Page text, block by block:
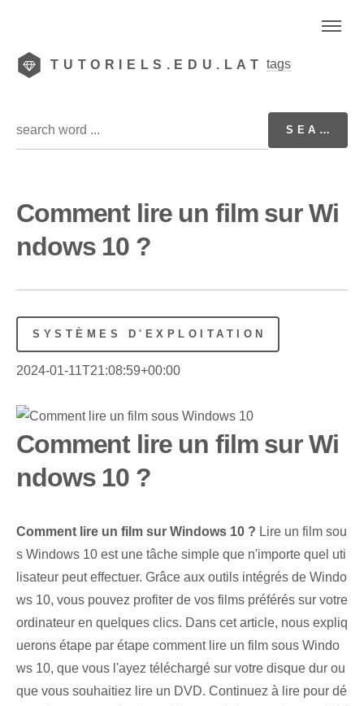
TUTORIELS.EDU.LAT tags
Comment lire un film sur Wi
ndows 10 ?
SYSTÈMES D'EXPLOITATION
2024-01-11T21:08:59+00:00
Comment lire un film sur Wi
ndows 10 ?
Comment lire un film sur Windows 10 ? Lire un film sou
s Windows 10 est une tâche simple que n'importe quel uti
lisateur peut effectuer. Grâce aux outils intégrés de Windo
ws 10, vous pouvez profiter de vos films préférés sur votre
ordinateur en quelques clics. Dans cet article, nous expliq
uerons étape par étape comment lire un film sous Windo
ws 10, que vous l'ayez téléchargé sur votre disque dur ou
que vous souhaitiez lire un DVD. Continuez à lire pour dé